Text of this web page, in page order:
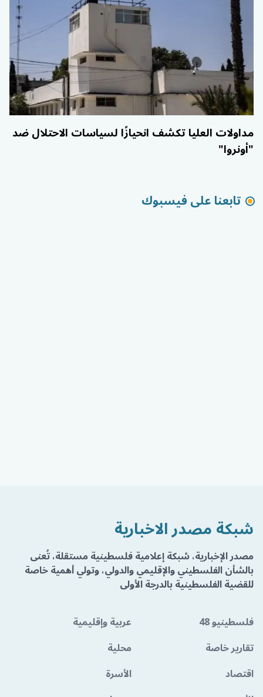
مداولات العليا تكشف انحيازًا لسياسات الاحتلال ضد
"أونروا"
تابعنا على فيسبوك
شبكة مصدر الاخبارية
مصدر الإخبارية، شبكة إعلامية فلسطينية مستقلة، تُعنى
بالشأن الفلسطيني والإقليمي والدولي، وتولي أهمية خاصة
للقضية الفلسطينية بالدرجة الأولى
فلسطينيو 48
عربية وإقليمية
تقارير خاصة
محلية
اقتصاد
الأسرة